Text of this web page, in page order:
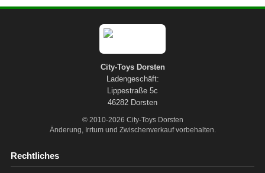
LEGO® Creator Expert
LEGO® ArchitectureCity-Toys Dorsten
Ladengeschäft:
Lippestraße 5c
46282 Dorsten
© 2010-2026 City-Toys Dorsten
Änderung, Irrtum und Zwischenverkauf vorbehalten.
Rechtliches